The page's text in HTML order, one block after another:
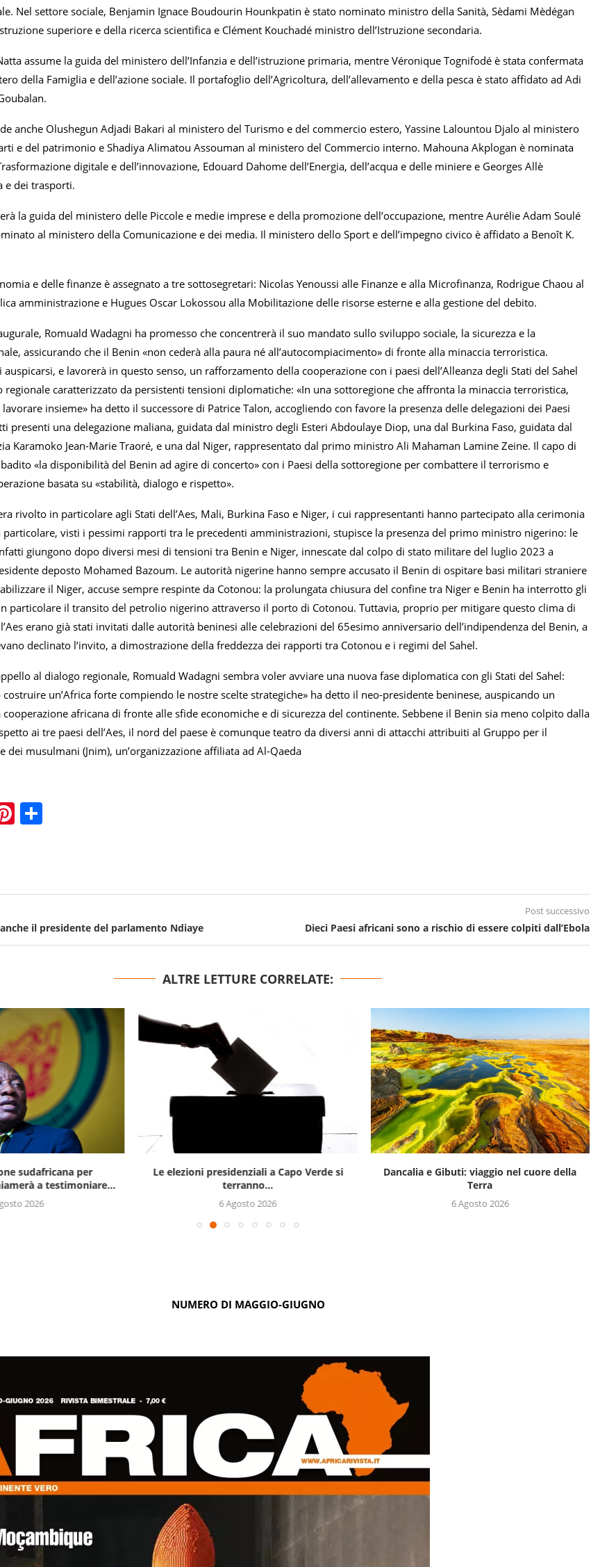
Nel settore sociale, Benjamin Ignace Boudourin Hounkpatin è stato nominato ministro della Sanità, Sèdami Mèdégan
superiore e della ricerca scientifica e Clément Kouchadé ministro dell’Istruzione secondaria.
assume la guida del ministero dell’Infanzia e dell’istruzione primaria, mentre Véronique Tognifodé è stata confermata
della Famiglia e dell’azione sociale. Il portafoglio dell’Agricoltura, dell’allevamento e della pesca è stato affidato ad Adi
anche Olushegun Adjadi Bakari al ministero del Turismo e del commercio estero, Yassine Lalountou Djalo al ministero
e del patrimonio e Shadiya Alimatou Assouman al ministero del Commercio interno. Mahouna Akplogan è nominata
digitale e dell’innovazione, Edouard Dahome dell’Energia, dell’acqua e delle miniere e Georges Allè
e dei trasporti.
la guida del ministero delle Piccole e medie imprese e della promozione dell’occupazione, mentre Aurélie Adam Soulé
al ministero della Comunicazione e dei media. Il ministero dello Sport e dell’impegno civico è affidato a Benoît K.
e delle finanze è assegnato a tre sottosegretari: Nicolas Yenoussi alle Finanze e alla Microfinanza, Rodrigue Chaou al
amministrazione e Hugues Oscar Lokossou alla Mobilitazione delle risorse esterne e alla gestione del debito.
Romuald Wadagni ha promesso che concentrerà il suo mandato sullo sviluppo sociale, la sicurezza e la
assicurando che il Benin «non cederà alla paura né all’autocompiacimento» di fronte alla minaccia terroristica.
e lavorerà in questo senso, un rafforzamento della cooperazione con i paesi dell’Alleanza degli Stati del Sahel
regionale caratterizzato da persistenti tensioni diplomatiche: «In una sottoregione che affronta la minaccia terroristica,
insieme» ha detto il successore di Patrice Talon, accogliendo con favore la presenza delle delegazioni dei Paesi
presenti una delegazione maliana, guidata dal ministro degli Esteri Abdoulaye Diop, una dal Burkina Faso, guidata dal
Karamoko Jean-Marie Traoré, e una dal Niger, rappresentato dal primo ministro Ali Mahaman Lamine Zeine. Il capo di
«la disponibilità del Benin ad agire di concerto» con i Paesi della sottoregione per combattere il terrorismo e
basata su «stabilità, dialogo e rispetto».
rivolto in particolare agli Stati dell’Aes, Mali, Burkina Faso e Niger, i cui rappresentanti hanno partecipato alla cerimonia
particolare, visti i pessimi rapporti tra le precedenti amministrazioni, stupisce la presenza del primo ministro nigerino: le
giungono dopo diversi mesi di tensioni tra Benin e Niger, innescate dal colpo di stato militare del luglio 2023 a
deposto Mohamed Bazoum. Le autorità nigerine hanno sempre accusato il Benin di ospitare basi militari straniere
il Niger, accuse sempre respinte da Cotonou: la prolungata chiusura del confine tra Niger e Benin ha interrotto gli
particolare il transito del petrolio nigerino attraverso il porto di Cotonou. Tuttavia, proprio per mitigare questo clima di
erano già stati invitati dalle autorità beninesi alle celebrazioni del 65esimo anniversario dell’indipendenza del Benin, a
declinato l’invito, a dimostrazione della freddezza dei rapporti tra Cotonou e i regimi del Sahel.
al dialogo regionale, Romuald Wadagni sembra voler avviare una nuova fase diplomatica con gli Stati del Sahel:
un’Africa forte compiendo le nostre scelte strategiche» ha detto il neo-presidente beninese, auspicando un
africana di fronte alle sfide economiche e di sicurezza del continente. Sebbene il Benin sia meno colpito dalla
ai tre paesi dell’Aes, il nord del paese è comunque teatro da diversi anni di attacchi attribuiti al Gruppo per il
dei musulmani (Jnim), un’organizzazione affiliata ad Al-Qaeda
Pinterest
il presidente del parlamento Ndiaye
Post successivo
Dieci Paesi africani sono a rischio di essere colpiti dall’Ebola
ALTRE LETTURE CORRELATE:
sudafricana per
a testimoniare...
2026
Le elezioni presidenziali a Capo Verde si
terranno...
6 Agosto 2026
Dancalia e Gibuti: viaggio nel cuore della
Terra
6 Agosto 2026
NUMERO DI MAGGIO-GIUGNO